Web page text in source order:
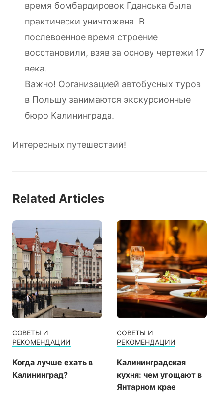
время бомбардировок Гданська была
практически уничтожена. В
послевоенное время строение
восстановили, взяв за основу чертежи 17
века.
Важно! Организацией автобусных туров
в Польшу занимаются экскурсионные
бюро Калининграда.
Интересных путешествий!
Related Articles
СОВЕТЫ И
РЕКОМЕНДАЦИИ
Калининградская
кухня: чем угощают в
ОТДЫХ
СОВЕТЫ И
Где остановиться в
Калининграде и